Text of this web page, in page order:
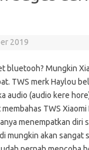
2019
bluetooh? Mungkin
TWS merk Haylou
audio (audio kere
TWS Xiaomi
menempatkan diri
mungkin akan sangat